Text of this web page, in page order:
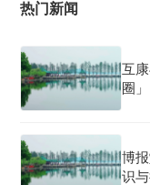
热门新闻
互
圈」
博
识